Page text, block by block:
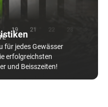
für jedes Gewässer
erfolgreichsten
und Beisszeiten!